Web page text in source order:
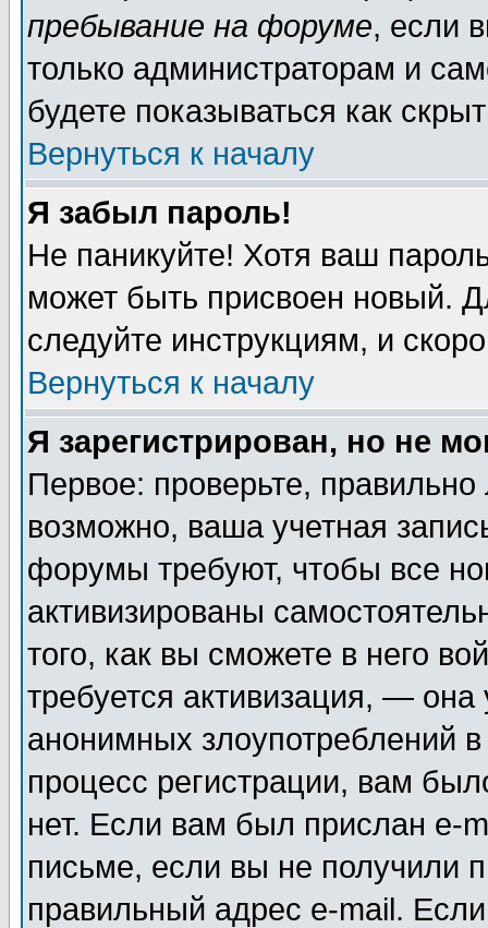
пребывание на форуме, если
только администраторам и
будете показываться как
Вернуться к началу
Я забыл пароль!
Не паникуйте! Хотя ваш
может быть присвоен новый.
следуйте инструкциям, и
Вернуться к началу
Я зарегистрирован, но не
Первое: проверьте,
возможно, ваша учетная
форумы требуют, чтобы все
активизированы
того, как вы сможете в него
требуется активизация, —
анонимных злоупотреблений
процесс регистрации, вам
нет. Если вам был прислан e-
письме, если вы не получили
правильный адрес e-mail.